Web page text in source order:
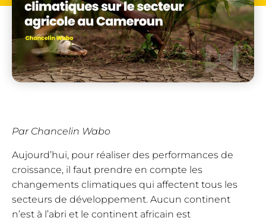
Par Chancelin Wabo
Aujourd’hui, pour réaliser des performances de
croissance, il faut prendre en compte les
changements climatiques qui affectent tous les
secteurs de développement. Aucun continent
n’est à l’abri et le continent africain est